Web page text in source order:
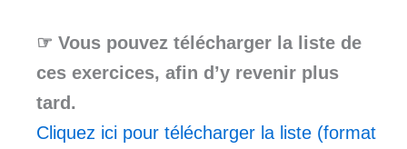
☞ Vous pouvez télécharger la liste de
ces exercices, afin d’y revenir plus
tard.
Cliquez ici pour télécharger la liste (format